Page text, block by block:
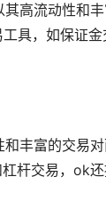
高流动性和
具，如保证
丰富的交易
杆交易，ok